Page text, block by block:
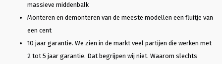
massieve middenbalk
Monteren en demonteren van de meeste modellen een fluitje van
een cent
10 jaar garantie. We zien in de markt veel partijen die werken met
2 tot 5 jaar garantie. Dat begrijpen wij niet. Waarom slechts